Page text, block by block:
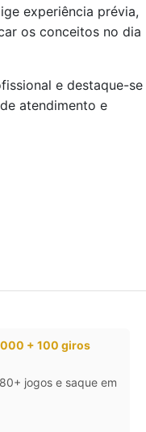
experiência prévia,
os conceitos no dia
e destaque-se
atendimento e
+ 100 giros
jogos e saque em